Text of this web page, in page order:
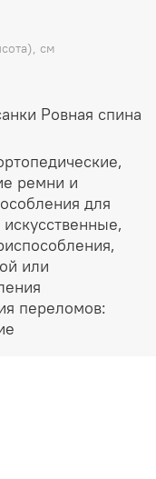
см
Корсет для спины корректор осанки Ровная спина
ремни и
для
или
переломов: